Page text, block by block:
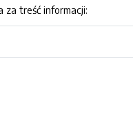
za treść informacji: